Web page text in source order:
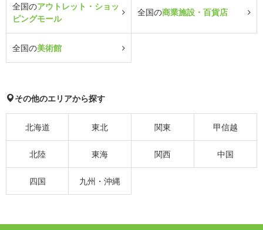
全国のアウトレット・ショッ
ピングモール
全国の商業施設・百貨店
全国の美術館
その他のエリアから探す
北海道 東北 関東 甲信越
北陸 東海 関西 中国
四国 九州・沖縄